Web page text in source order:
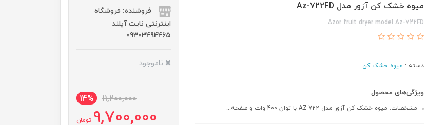
میوه خشک کن آزور مدل Az-722FD
Azor fruit dryer model Az-722FD
دسته : میوه خشک کن
ویژگی‌های محصول
مشخصات: میوه خشک کن آزور مدل AZ-722 با توان 400 وات و صفحه...
فروشنده: فروشگاه
اینترنتی نایت آیلند
09303494465
ناموجود
11,200,000
14%
9,700,000 تومان